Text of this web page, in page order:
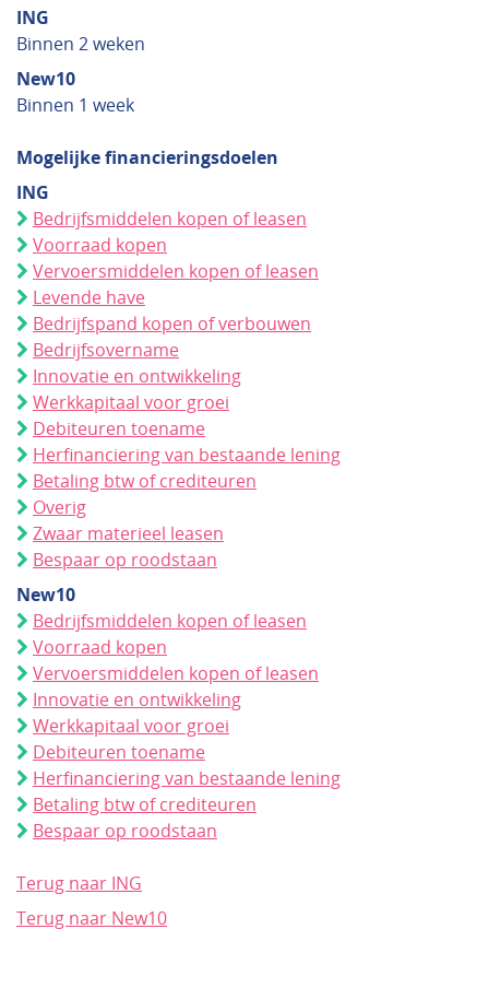
ING
Binnen 2 weken
New10
Binnen 1 week
Mogelijke financieringsdoelen
ING
Bedrijfsmiddelen kopen of leasen
Voorraad kopen
Vervoersmiddelen kopen of leasen
Levende have
Bedrijfspand kopen of verbouwen
Bedrijfsovername
Innovatie en ontwikkeling
Werkkapitaal voor groei
Debiteuren toename
Herfinanciering van bestaande lening
Betaling btw of crediteuren
Overig
Zwaar materieel leasen
Bespaar op roodstaan
New10
Bedrijfsmiddelen kopen of leasen
Voorraad kopen
Vervoersmiddelen kopen of leasen
Innovatie en ontwikkeling
Werkkapitaal voor groei
Debiteuren toename
Herfinanciering van bestaande lening
Betaling btw of crediteuren
Bespaar op roodstaan
Terug naar ING
Terug naar New10